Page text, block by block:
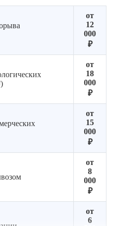
Удаляем
без
повреждения
материалов
риска
и
от
12
000
₽
от
18
000
₽
от
15
000
₽
от
8
000
₽
от
6